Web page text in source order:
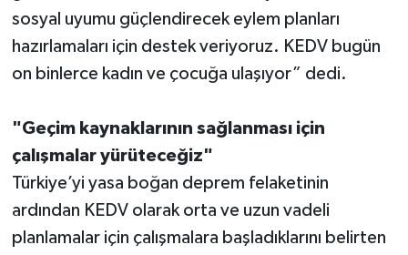
sosyal uyumu güçlendirecek eylem planları
hazırlamaları için destek veriyoruz. KEDV bugün
on binlerce kadın ve çocuğa ulaşıyor” dedi.
"Geçim kaynaklarının sağlanması için
çalışmalar yürüteceğiz"
Türkiye’yi yasa boğan deprem felaketinin
ardından KEDV olarak orta ve uzun vadeli
planlamalar için çalışmalara başladıklarını belirten